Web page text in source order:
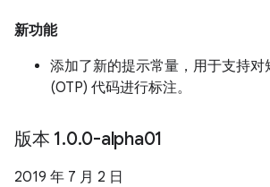
新功能
添加了新的提示常量，用于支持对
(OTP) 代码进行标注。
版本 1.0.0-alpha01
2019 年 7 月 2 日